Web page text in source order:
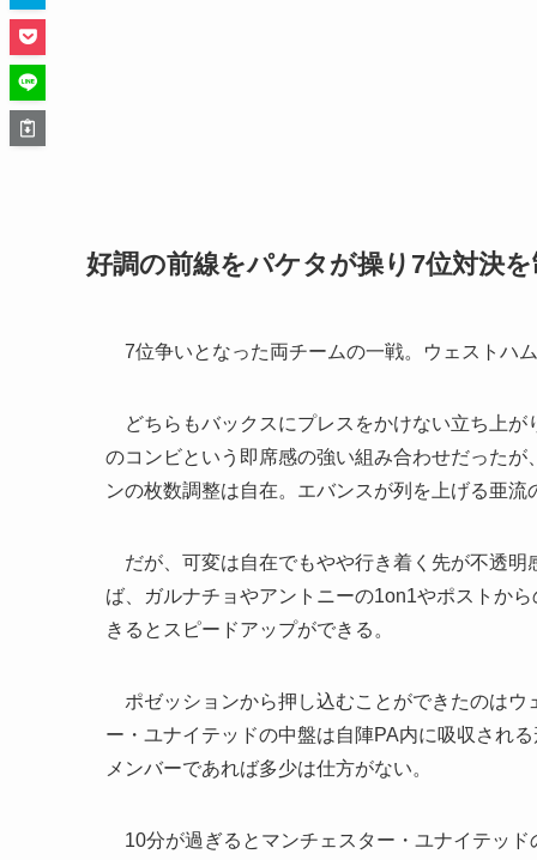
好調の前線をパケタが操り7位対決
7位争いとなった両チームの一戦。ウェストハ
どちらもバックスにプレスをかけない立ち上が
のコンビという即席感の強い組み合わせだった
ンの枚数調整は自在。エバンスが列を上げる亜
だが、可変は自在でもやや行き着く先が不透明
ば、ガルナチョやアントニーの1on1やポストか
きるとスピードアップができる。
ポゼッションから押し込むことができたのはウ
ー・ユナイテッドの中盤は自陣PA内に吸収され
メンバーであれば多少は仕方がない。
10分が過ぎるとマンチェスター・ユナイテッ